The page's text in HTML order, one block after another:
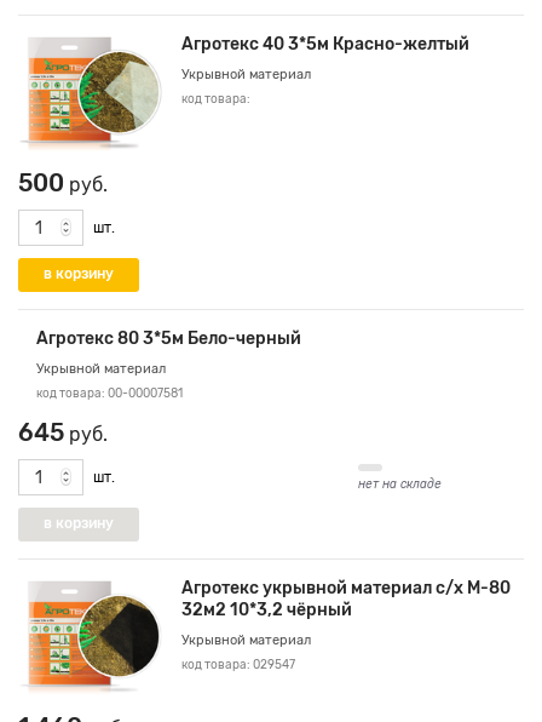
Агротекс 40 3*5м Красно-желтый
Укрывной материал
код товара:
500 руб.
шт.
Агротекс 80 3*5м Бело-черный
Укрывной материал
код товара: 00-00007581
645 руб.
шт. нет на складе
Агротекс укрывной материал с/х М-80
32м2 10*3,2 чёрный
Укрывной материал
код товара: 029547